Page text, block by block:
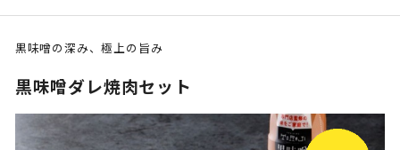
黒味噌の深み、極上の旨み
黒味噌ダレ焼肉セット